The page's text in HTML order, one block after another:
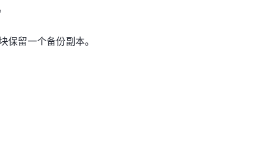
留一个备份副本。